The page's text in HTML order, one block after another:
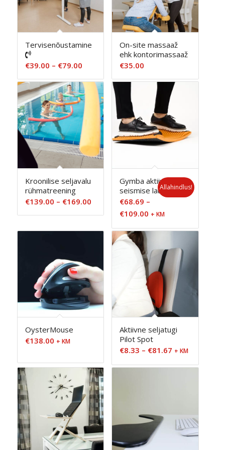
Tervisenõustamine
€39.00 – €79.00Hinnavahemik:
€39.00
kuni
€79.00
On-site massaaž
ehk kontorimassaaž
€35.00
Kroonilise seljavalu
rühmatreening
€139.00 – €169.00Hinnavahemik:
€139.00
€169.00
Gymba aktiivse
seismise laud
€68.69 –
€109.00 Hinnavahemik:
€109.00
+ KM
Allahindlus!
OysterMouse
€138.00 + KM
Aktiivne seljatugi
Pilot Spot
€8.33 – €81.67 + KM